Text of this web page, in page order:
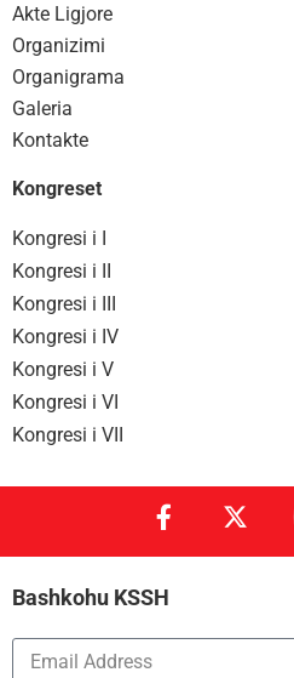
Akte Ligjore
Organizimi
Organigrama
Galeria
Kontakte
Kongreset
Kongresi i I
Kongresi i II
Kongresi i III
Kongresi i IV
Kongresi i V
Kongresi i VI
Kongresi i VII
Bashkohu KSSH